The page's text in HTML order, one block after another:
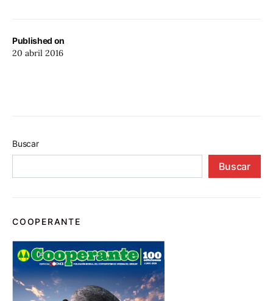
Published on
20 abril 2016
Buscar
Buscar
COOPERANTE